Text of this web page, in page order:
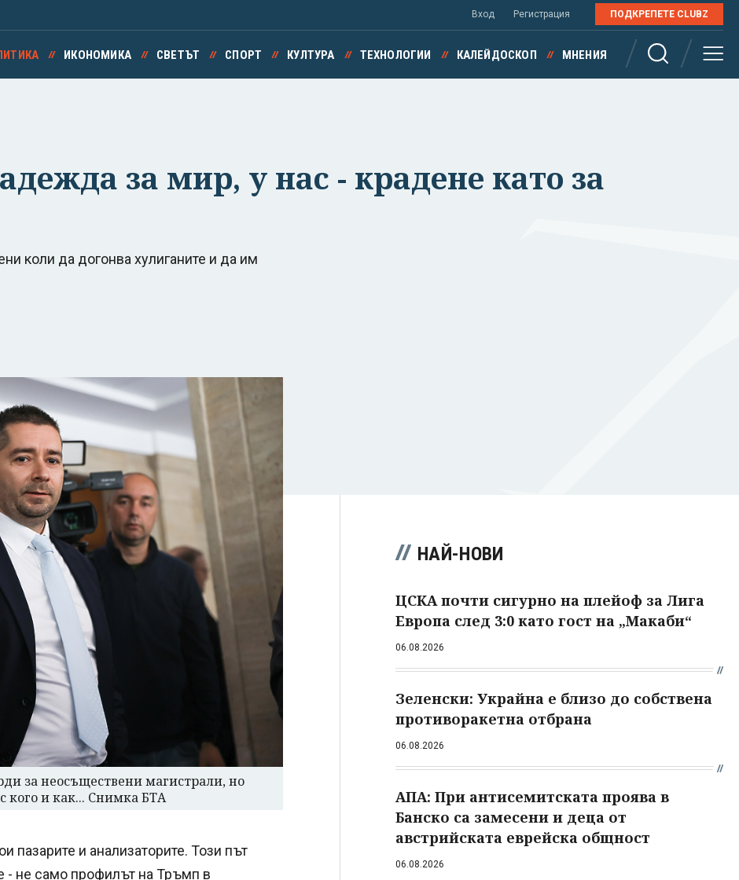
Вход Регистрация ПОДКРЕПЕТЕ CLUBZ
ИКОНОМИКА СВЕТЪТ СПОРТ КУЛТУРА ТЕХНОЛОГИИ КАЛЕЙДОСКОП МНЕНИЯ
за мир, у нас - крадене като за
коли да догонва хулиганите и да им
за неосъществени магистрали, но
кого и как... Снимка БТА
пазарите и анализаторите. Този път
- не само профилът на Тръмп в
НАЙ-НОВИ
ЦСКА почти сигурно на плейоф за Лига
Европа след 3:0 като гост на „Макаби“
06.08.2026
Зеленски: Украйна е близо до собствена
противоракетна отбрана
06.08.2026
АПА: При антисемитската проява в
Банско са замесени и деца от
австрийската еврейска общност
06.08.2026